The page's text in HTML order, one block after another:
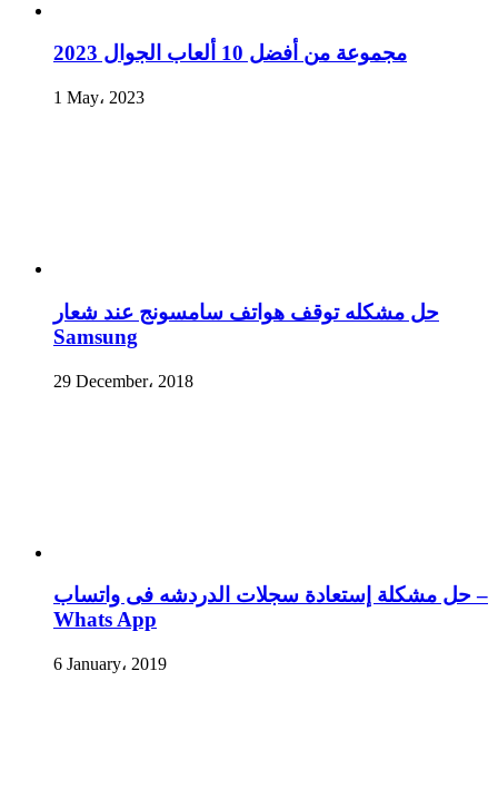
مجموعة من أفضل 10 ألعاب الجوال 2023
1 May، 2023
حل مشكله توقف هواتف سامسونج عند شعار
Samsung
29 December، 2018
حل مشكلة إستعادة سجلات الدردشه فى واتساب –
Whats App
6 January، 2019